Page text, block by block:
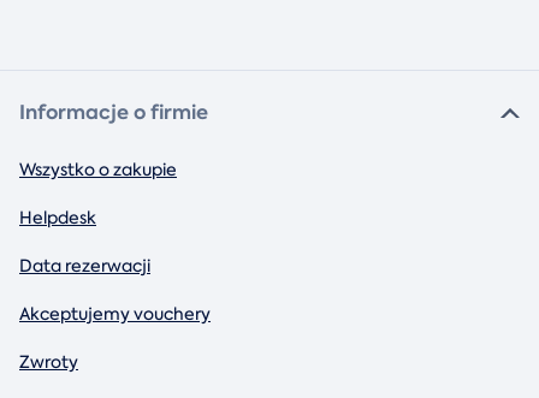
Informacje o firmie
Wszystko o zakupie
Helpdesk
Data rezerwacji
Akceptujemy vouchery
Zwroty